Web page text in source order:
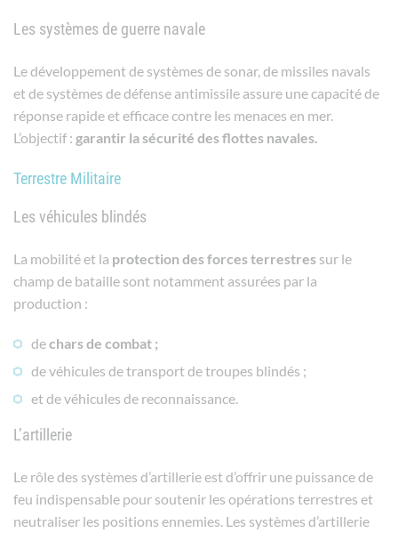
Les systèmes de guerre navale
Le développement de systèmes de sonar, de missiles navals
et de systèmes de défense antimissile assure une capacité de
réponse rapide et efficace contre les menaces en mer.
L’objectif : garantir la sécurité des flottes navales.
Terrestre Militaire
Les véhicules blindés
La mobilité et la protection desforcesterrestres sur le
champ de bataille sont notamment assurées par la
production :
dechars de combat ;
de véhicules de transport de troupes blindés ;
et de véhicules de reconnaissance.
L’artillerie
Le rôle des systèmes d’artillerie est d’offrir une puissance de
feu indispensable pour soutenir les opérations terrestres et
neutraliser les positions ennemies. Les systèmes d’artillerie